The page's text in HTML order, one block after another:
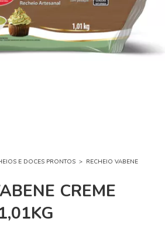
E DOCES PRONTOS > RECHEIO VABENE
CREME